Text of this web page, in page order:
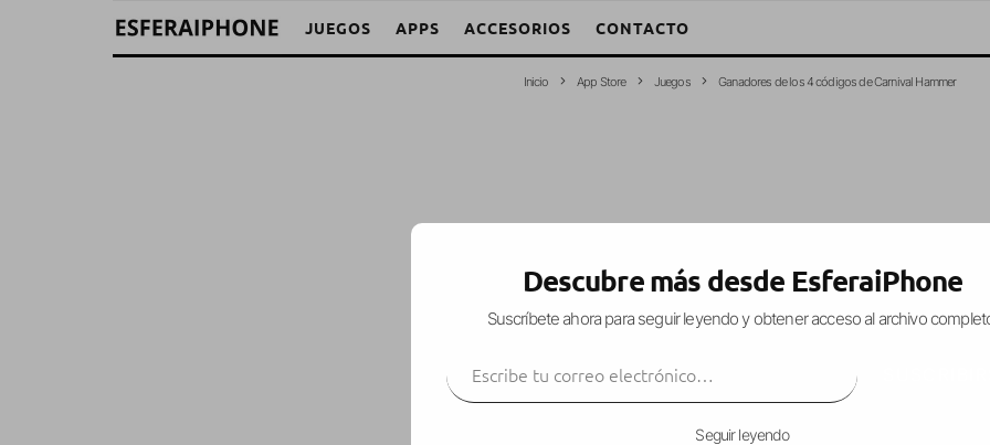
JUEGOS APPS ACCESORIOS CONTACTO
Inicio App Store Juegos Ganadores de los 4 códigos de Carnival Hammer
Descubre más desde EsferaiPhone
Suscríbete ahora para seguir leyendo y obtener acceso al archivo
Seguir leyendo